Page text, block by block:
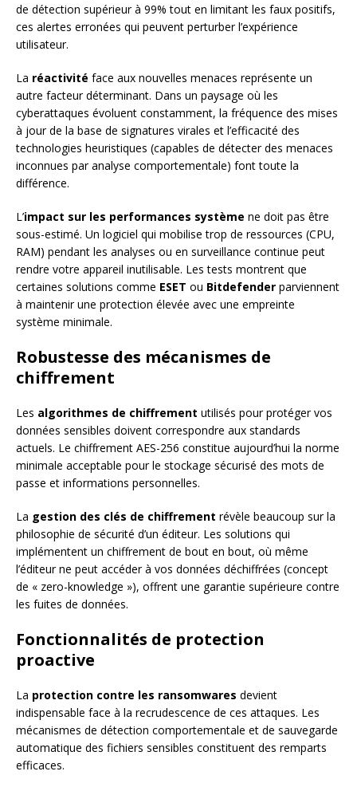
de détection supérieur à 99% tout en limitant les faux positifs,
ces alertes erronées qui peuvent perturber l’expérience
utilisateur.
La réactivité face aux nouvelles menaces représente un
autre facteur déterminant. Dans un paysage où les
cyberattaques évoluent constamment, la fréquence des mises
à jour de la base de signatures virales et l’efficacité des
technologies heuristiques (capables de détecter des menaces
inconnues par analyse comportementale) font toute la
différence.
L’impact sur les performances système ne doit pas être
sous-estimé. Un logiciel qui mobilise trop de ressources (CPU,
RAM) pendant les analyses ou en surveillance continue peut
rendre votre appareil inutilisable. Les tests montrent que
certaines solutions comme ESET ou Bitdefender parviennent
à maintenir une protection élevée avec une empreinte
système minimale.
Robustesse des mécanismes de
chiffrement
Les algorithmes de chiffrement utilisés pour protéger vos
données sensibles doivent correspondre aux standards
actuels. Le chiffrement AES-256 constitue aujourd’hui la norme
minimale acceptable pour le stockage sécurisé des mots de
passe et informations personnelles.
La gestion des clés de chiffrement révèle beaucoup sur la
philosophie de sécurité d’un éditeur. Les solutions qui
implémentent un chiffrement de bout en bout, où même
l’éditeur ne peut accéder à vos données déchiffrées (concept
de « zero-knowledge »), offrent une garantie supérieure contre
les fuites de données.
Fonctionnalités de protection
proactive
La protection contre les ransomwares devient
indispensable face à la recrudescence de ces attaques. Les
mécanismes de détection comportementale et de sauvegarde
automatique des fichiers sensibles constituent des remparts
efficaces.